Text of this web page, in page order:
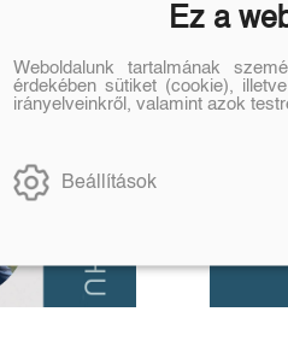
Ez a
Weboldalunk tartalmának
érdekében sütiket (cookie),
irányelveinkről, valamint azok
Beállítások